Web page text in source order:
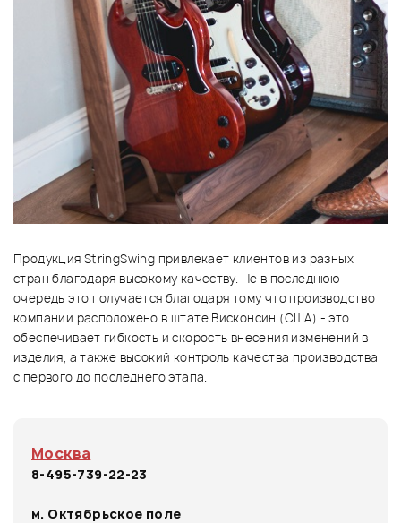
Продукция StringSwing привлекает клиентов из разных
стран благодаря высокому качеству. Не в последнюю
очередь это получается благодаря тому что производство
компании расположено в штате Висконсин (США) - это
обеспечивает гибкость и скорость внесения изменений в
изделия, а также высокий контроль качества производства
с первого до последнего этапа.
Москва
8-495-739-22-23
м. Октябрьское поле